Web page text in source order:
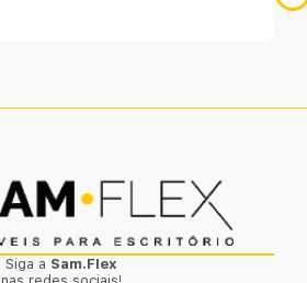
Siga a Sam.Flex
nas redes sociais!